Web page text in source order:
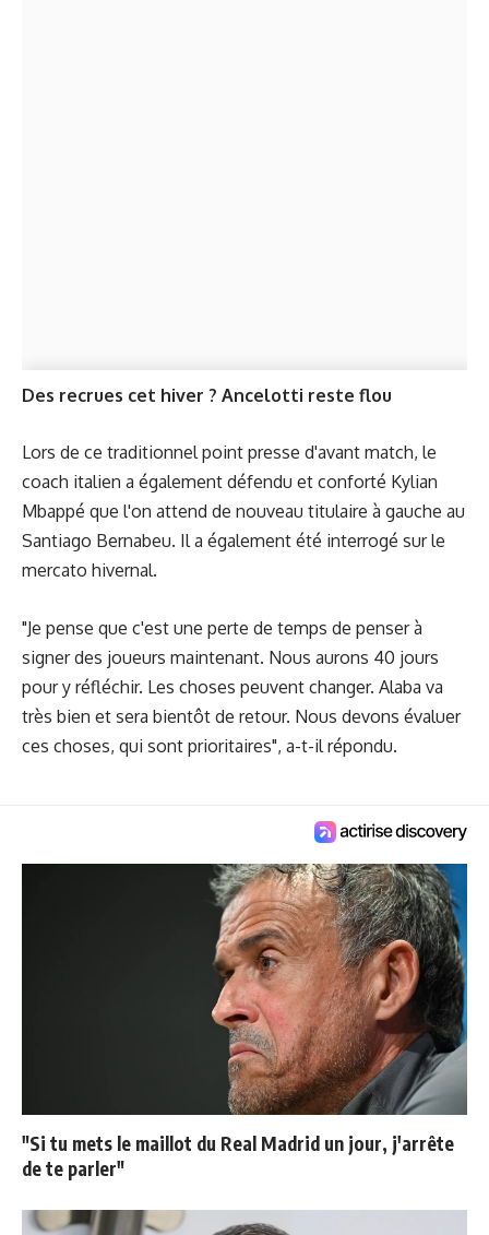
Des recrues cet hiver ? Ancelotti reste flou
Lors de ce traditionnel point presse d'avant match, le
coach italien a également défendu et conforté Kylian
Mbappé que l'on attend de nouveau titulaire à gauche au
Santiago Bernabeu. Il a également été interrogé sur le
mercato hivernal.
"Je pense que c'est une perte de temps de penser à
signer des joueurs maintenant. Nous aurons 40 jours
pour y réfléchir. Les choses peuvent changer. Alaba va
très bien et sera bientôt de retour. Nous devons évaluer
ces choses, qui sont prioritaires", a-t-il répondu.
"Si tu mets le maillot du Real Madrid un jour, j'arrête
de te parler"